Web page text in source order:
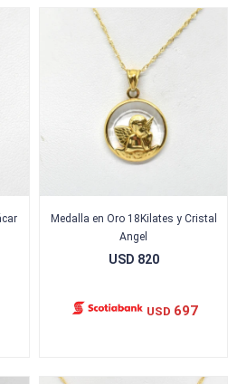
Medalla en Oro 18Kilates y Cristal
Angel
USD 820
USD 697